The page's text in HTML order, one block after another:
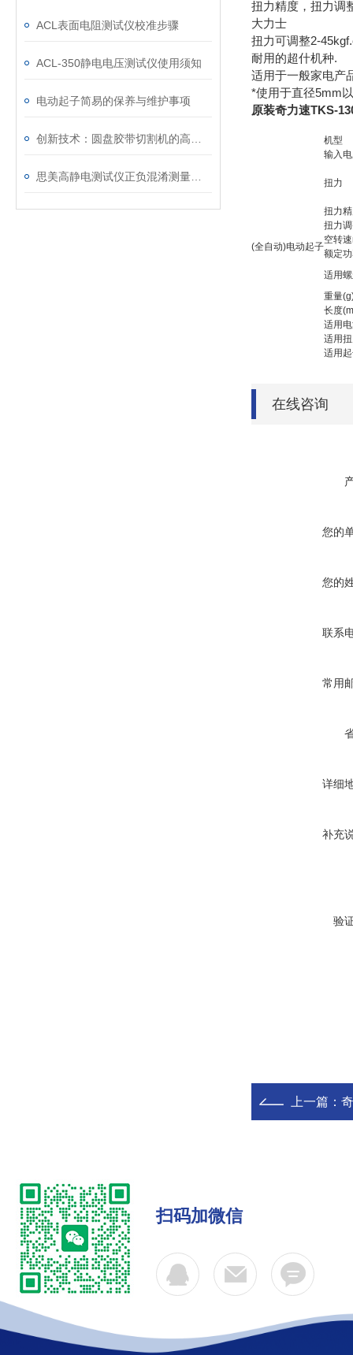
ACL表面电阻测试仪校准步骤
ACL-350静电电压测试仪使用须知
电动起子简易的保养与维护事项
扭力精度，扭力调
大力士
扭力可调整2-
耐用的超什机种.
适用于一般家电产
*使用于直径5mm
原装奇力速TKS-
(全自动)电动起子
机型
输入
扭力
扭力
扭力
空转
额定
适用
重量
长度
适用
适用
适用
在线咨询
您的
您的
联系
常用
详细
补充
验
上一篇：
扫码加微信